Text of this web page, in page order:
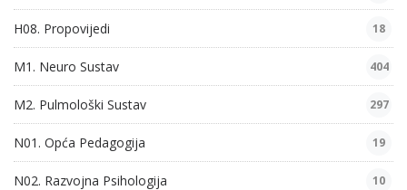
H08. Propovijedi 18
M1. Neuro Sustav 404
M2. Pulmološki Sustav 297
N01. Opća Pedagogija 19
N02. Razvojna Psihologija 10